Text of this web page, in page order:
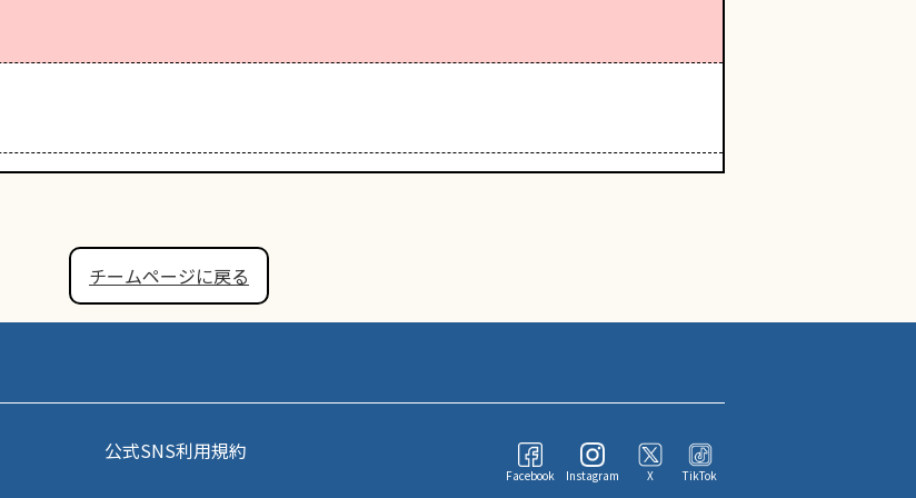
チームページに戻る
公式SNS利用規約
Facebook Instagram X TikTok